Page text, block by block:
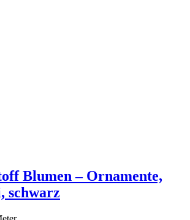
Blumen – Ornamente,
schwarz